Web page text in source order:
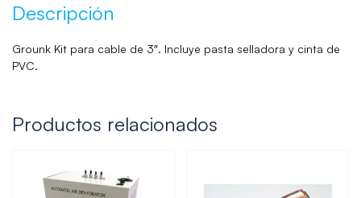
Descripción
Grounk Kit para cable de 3″. Incluye pasta selladora y cinta de
PVC.
Productos relacionados